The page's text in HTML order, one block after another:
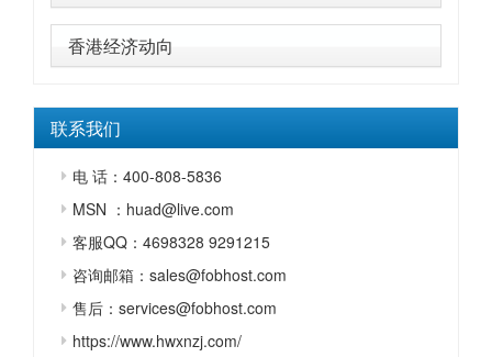
香港经济动向
联系我们
电 话：400-808-5836
MSN ：huad@live.com
客服QQ：4698328 9291215
咨询邮箱：sales@fobhost.com
售后：services@fobhost.com
https://www.hwxnzj.com/